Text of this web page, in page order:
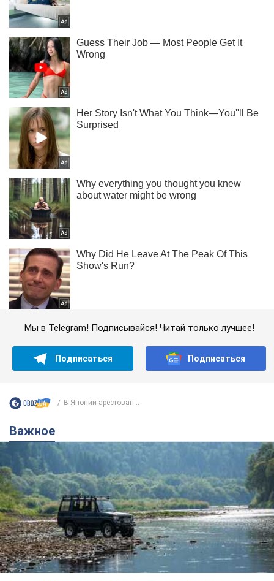
Мы в Telegram! Подписывайся! Читай только лучшее!
Подписаться Подписаться
В Японии арестован...
Важное